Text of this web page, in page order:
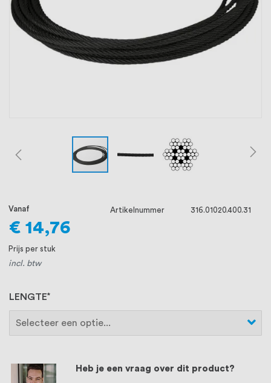
ons voorop, want we geloven dat een
goede relatie met onze klanten het
verschil maakt.
Heb je een vraag over dit product?
LENGTE
Vanaf
€ 14,76
Prijs per stuk
incl. btw
Artikelnummer 316.01020.400.31